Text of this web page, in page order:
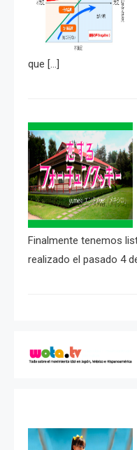
que […]
Finalmente tenemos
realizado el pasado 4